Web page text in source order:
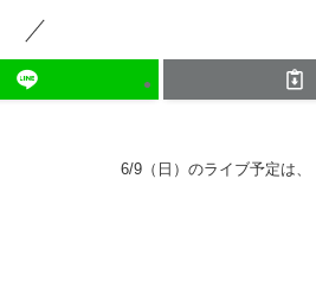
6/9（日）のライブ予定は、